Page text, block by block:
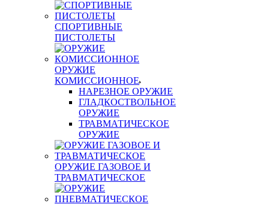
СПОРТИВНЫЕ
ПИСТОЛЕТЫ
ОРУЖИЕ
КОМИССИОННОЕ
НАРЕЗНОЕ ОРУЖИЕ
ГЛАДКОСТВОЛЬНОЕ
ОРУЖИЕ
ТРАВМАТИЧЕСКОЕ
ОРУЖИЕ
ОРУЖИЕ ГАЗОВОЕ И
ТРАВМАТИЧЕСКОЕ